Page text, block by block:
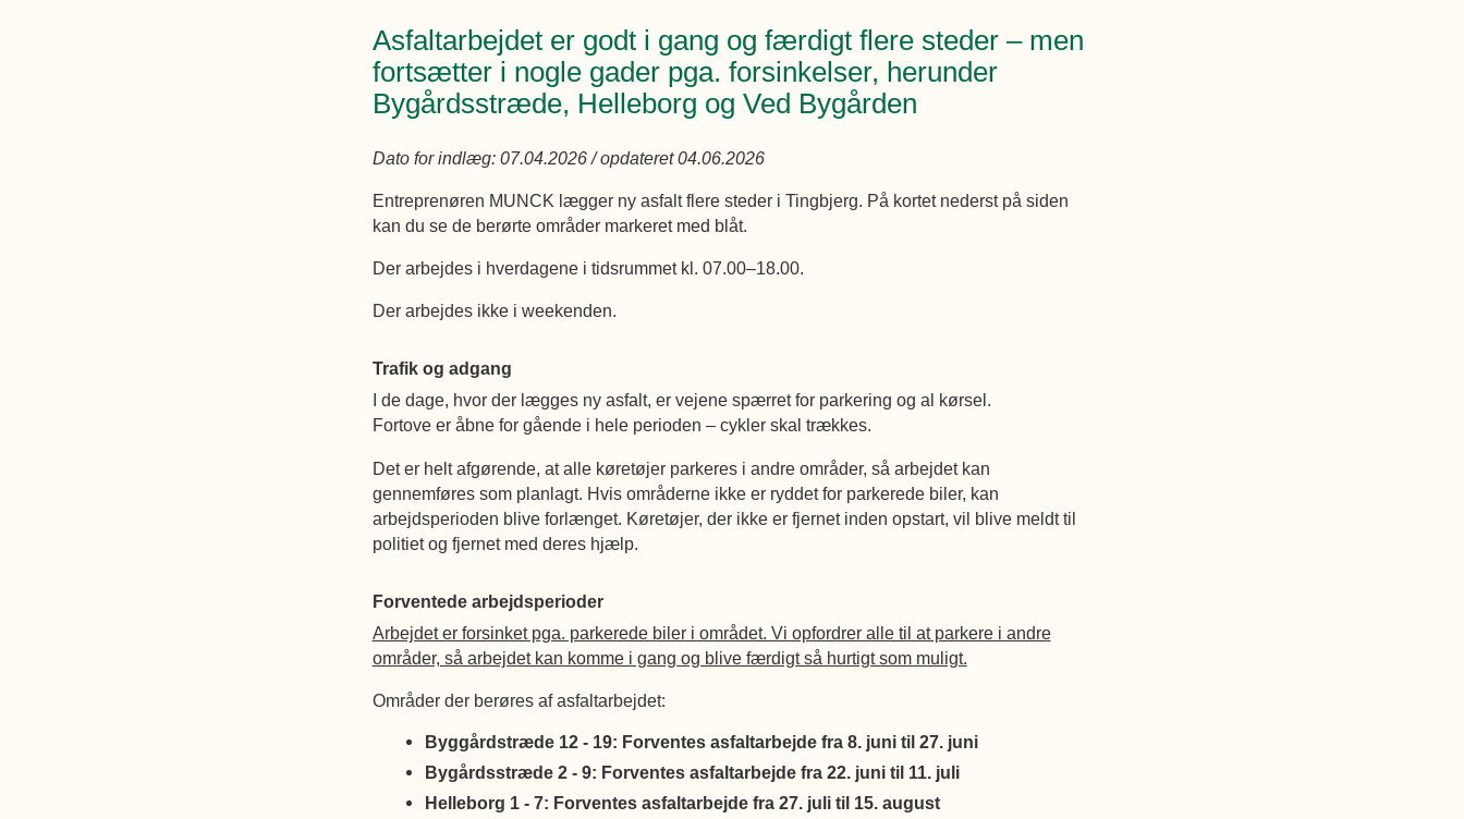
Asfaltarbejdet er godt i gang og færdigt flere steder – men
fortsætter i nogle gader pga. forsinkelser, herunder
Bygårdsstræde, Helleborg og Ved Bygården
Dato for indlæg: 07.04.2026 / opdateret 04.06.2026
Entreprenøren MUNCK lægger ny asfalt flere steder i Tingbjerg. På kortet nederst på siden
kan du se de berørte områder markeret med blåt.
Der arbejdes i hverdagene i tidsrummet kl. 07.00–18.00.
Der arbejdes ikke i weekenden.
Trafik og adgang
I de dage, hvor der lægges ny asfalt, er vejene spærret for parkering og al kørsel.
Fortove er åbne for gående i hele perioden – cykler skal trækkes.
Det er helt afgørende, at alle køretøjer parkeres i andre områder, så arbejdet kan
gennemføres som planlagt. Hvis områderne ikke er ryddet for parkerede biler, kan
arbejdsperioden blive forlænget. Køretøjer, der ikke er fjernet inden opstart, vil blive meldt til
politiet og fjernet med deres hjælp.
Forventede arbejdsperioder
Arbejdet er forsinket pga. parkerede biler i området. Vi opfordrer alle til at parkere i andre
områder, så arbejdet kan komme i gang og blive færdigt så hurtigt som muligt.
Områder der berøres af asfaltarbejdet:
Byggårdstræde 12 - 19: Forventes asfaltarbejde fra 8. juni til 27. juni
Bygårdsstræde 2 - 9: Forventes asfaltarbejde fra 22. juni til 11. juli
Helleborg 1 - 7: Forventes asfaltarbejde fra 27. juli til 15. august